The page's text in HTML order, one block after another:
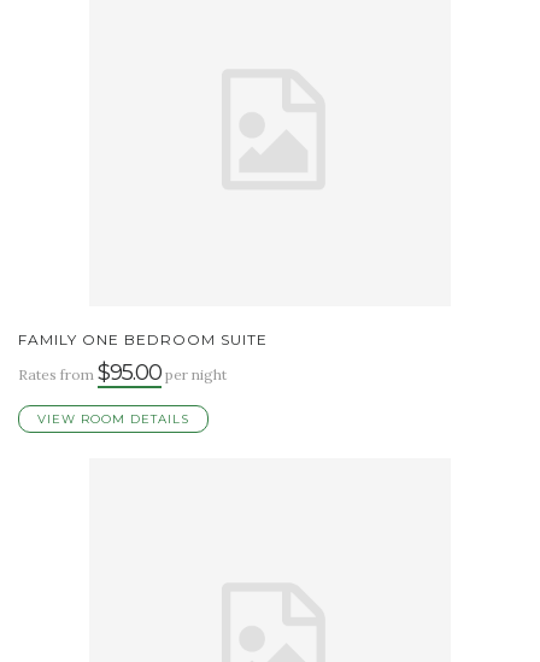
FAMILY ONE BEDROOM SUITE
Rates from $95.00 per night
VIEW ROOM DETAILS